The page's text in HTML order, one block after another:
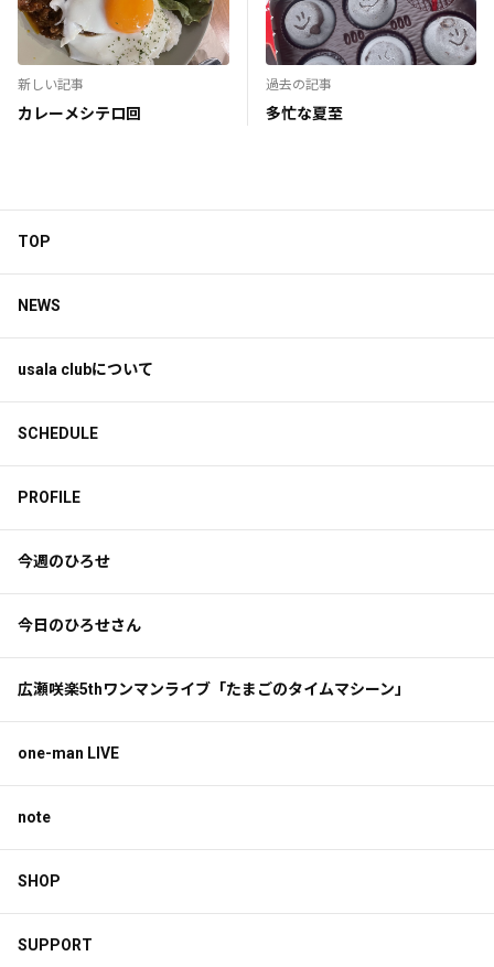
新しい記事
カレーメシテロ回
過去の記事
多忙な夏至
TOP
NEWS
usala clubについて
SCHEDULE
PROFILE
今週のひろせ
今日のひろせさん
広瀬咲楽5thワンマンライブ「たまごのタイムマシーン」
one-man LIVE
note
SHOP
SUPPORT